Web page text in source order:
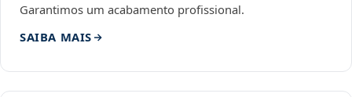
Garantimos um acabamento profissional.
SAIBA MAIS